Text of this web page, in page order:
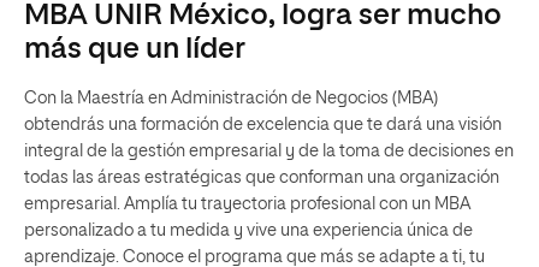
MBA UNIR México, logra ser mucho
más que un líder
Con la Maestría en Administración de Negocios (MBA)
obtendrás una formación de excelencia que te dará una visión
integral de la gestión empresarial y de la toma de decisiones en
todas las áreas estratégicas que conforman una organización
empresarial. Amplía tu trayectoria profesional con un MBA
personalizado a tu medida y vive una experiencia única de
aprendizaje. Conoce el programa que más se adapte a ti, tu